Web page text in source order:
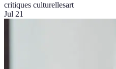
critiques culturellesart
Jul 21